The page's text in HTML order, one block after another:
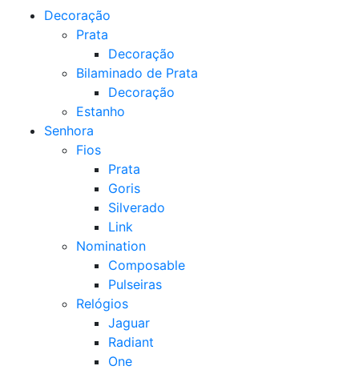
Decoração
Prata
Decoração
Bilaminado de Prata
Decoração
Estanho
Senhora
Fios
Prata
Goris
Silverado
Link
Nomination
Composable
Pulseiras
Relógios
Jaguar
Radiant
One